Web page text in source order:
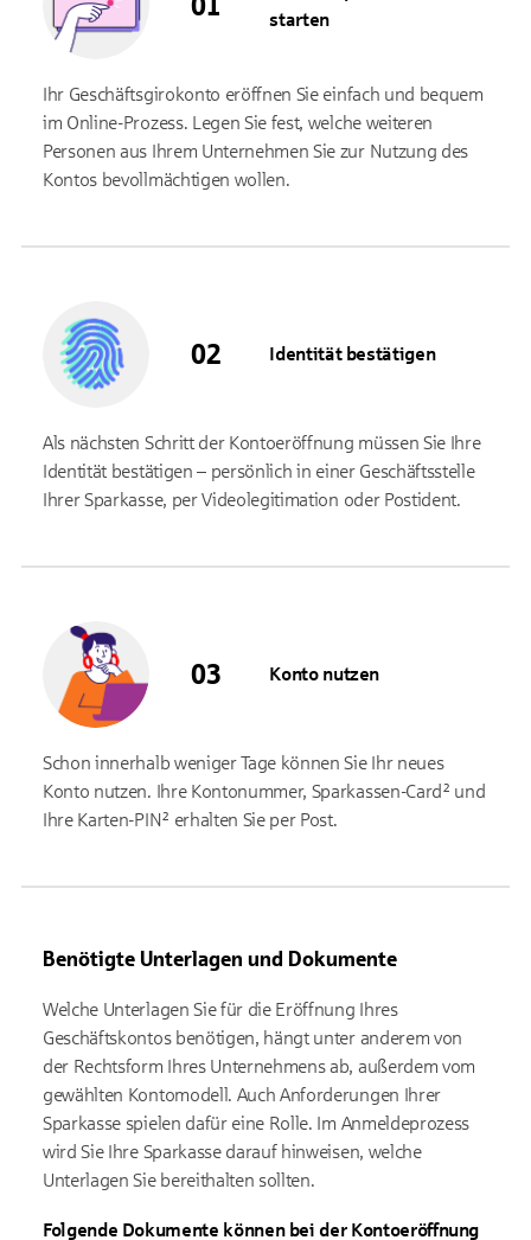
starten
Ihr Geschäftsgirokonto eröffnen Sie einfach und bequem
im Online-Prozess. Legen Sie fest, welche weiteren
Personen aus Ihrem Unternehmen Sie zur Nutzung des
Kontos bevollmächtigen wollen.
Identität bestätigen
Als nächsten Schritt der Kontoeröffnung müssen Sie Ihre
Identität bestätigen – persönlich in einer Geschäftsstelle
Ihrer Sparkasse, per Videolegitimation oder Postident.
Konto nutzen
Schon innerhalb weniger Tage können Sie Ihr neues
Konto nutzen. Ihre Kontonummer, Sparkassen-Card² und
Ihre Karten-PIN² erhalten Sie per Post.
Benötigte Unterlagen und Dokumente
Welche Unterlagen Sie für die Eröffnung Ihres
Geschäftskontos benötigen, hängt unter anderem von
der Rechtsform Ihres Unternehmens ab, außerdem vom
gewählten Kontomodell. Auch Anforderungen Ihrer
Sparkasse spielen dafür eine Rolle. Im Anmeldeprozess
wird Sie Ihre Sparkasse darauf hinweisen, welche
Unterlagen Sie bereithalten sollten.
Folgende Dokumente können bei der Kontoeröffnung